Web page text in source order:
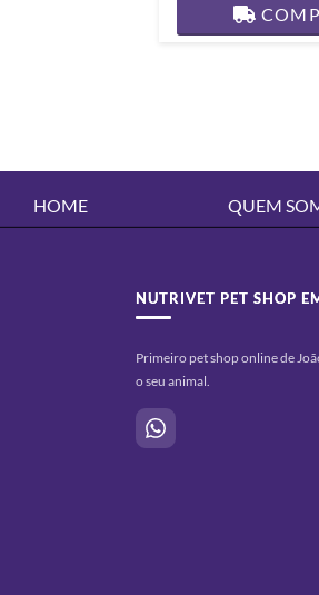
HOME QUEM
NUTRIVET PET SHOP
Primeiro pet shop online de
o seu animal.